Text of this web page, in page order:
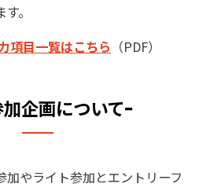
。
項目一覧はこちら （PDF）
企画についてｰ
加やライト参加とエントリーフ